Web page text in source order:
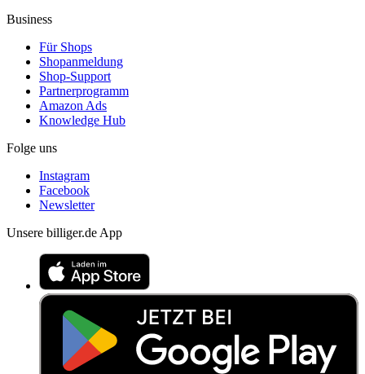
Business
Für Shops
Shopanmeldung
Shop-Support
Partnerprogramm
Amazon Ads
Knowledge Hub
Folge uns
Instagram
Facebook
Newsletter
Unsere billiger.de App